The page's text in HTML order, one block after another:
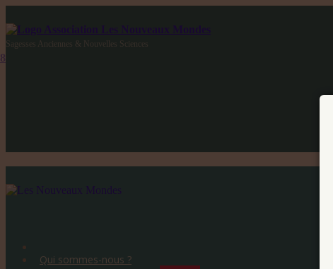
Sagesses Anciennes & Nouvelles Sciences
Qui sommes-nous ?